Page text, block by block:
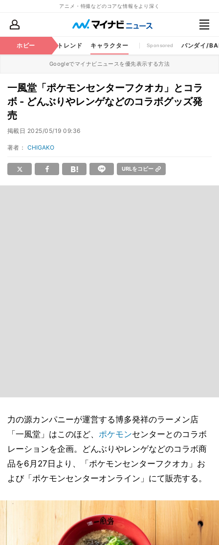
アニメ・特撮などのコアな情報をより深く
ホビー
特撮 トレンド キャラクター Sponsored バンダイ/
Googleでマイナビニュースを優先表示する方法
一風堂「ポケモンセンターフクオカ」とコラ
ボ - どんぶりやレンゲなどのコラボグッズ発
売
掲載日 2025/05/19 09:36
著者： CHIGAKO
URLをコピー
力の源カンパニーが運営する博多発祥のラーメン店
「一風堂」はこのほど、 ポケモンセンターとのコラボ
レーションを企画。どんぶりやレンゲなどのコラボ商
品を6月27日より、「ポケモンセンターフクオカ」お
よび「ポケモンセンターオンライン」にて販売する。